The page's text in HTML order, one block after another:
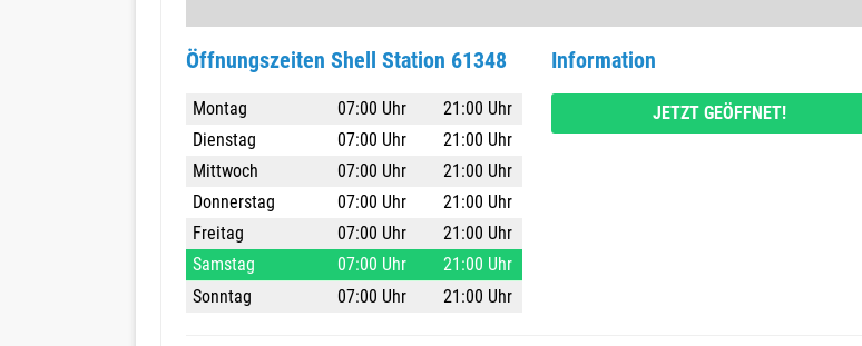
Öffnungszeiten Shell Station 61348
Montag 07:00 Uhr
21:00 Uhr
Dienstag
07:00 Uhr
21:00 Uhr
Mittwoch
07:00 Uhr
21:00 Uhr
Donnerstag
07:00 Uhr
21:00 Uhr
Freitag
07:00 Uhr
21:00 Uhr
Samstag
07:00 Uhr
21:00 Uhr
Sonntag
07:00 Uhr 21:00 Uhr
Information
JETZT GEÖFFNET!